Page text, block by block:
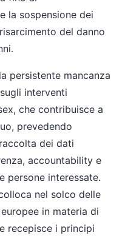
la sospensione dei
del danno
persistente mancanza
interventi
che contribuisce a
prevedendo
dei dati
accountability e
interessate.
nel solco delle
in materia di
recepisce i principi